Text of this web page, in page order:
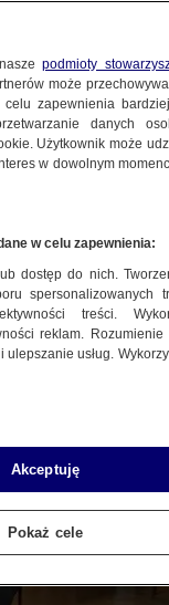
się
podmioty
może
zapewnienia
danych
Użytkownik może
w dowolnym
w celu zapewnienia:
dostęp do nich.
spersonalizowanych
treści.
reklam.
ulepszanie usług.
Akceptuję
Pokaż cele